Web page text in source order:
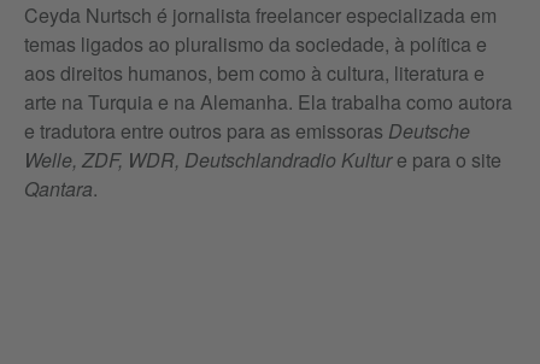
Ceyda Nurtsch é jornalista freelancer especializada em
temas ligados ao pluralismo da sociedade, à política e
aos direitos humanos, bem como à cultura, literatura e
arte na Turquia e na Alemanha. Ela trabalha como autora
e tradutora entre outros para as emissoras Deutsche
Welle, ZDF, WDR, Deutschlandradio Kulture para o site
Qantara.